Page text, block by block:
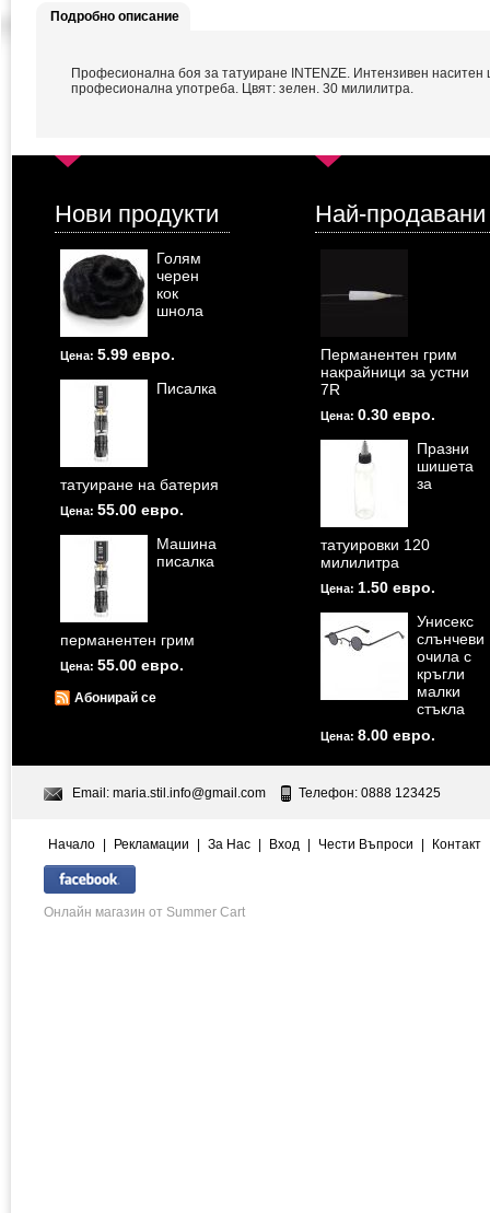
Подробно описание
Професионална боя за татуиране INTENZE. Интензивен наситен
професионална употреба. Цвят: зелен. 30 милилитра.
Нови продукти
Голям
черен
кок
шнола
Цена: 5.99 евро.
Писалка
татуиране на батерия
Цена: 55.00 евро.
Машина
писалка
перманентен грим
Цена: 55.00 евро.
Абонирай се
Най-продавани
Перманентен грим
накрайници за устни
7R
Цена: 0.30 евро.
Празни
шишета
за
татуировки 120
милилитра
Цена: 1.50 евро.
Унисекс
слънчеви
очила с
кръгли
малки
стъкла
Цена: 8.00 евро.
Email: maria.stil.info@gmail.com Телефон: 0888 123425
Начало | Рекламации | За Нас | Вход | Чести Въпроси | Контакт
Онлайн магазин от Summer Cart